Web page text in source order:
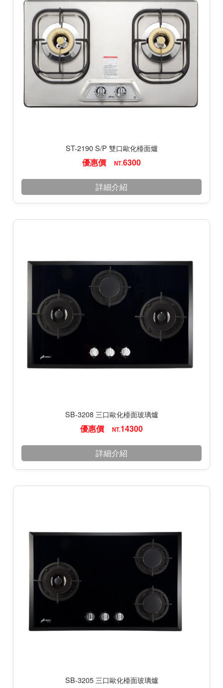
ST-2190 S/P 雙口歐化檯面爐
優惠價 NT.6300
詳細介紹
SB-3208 三口歐化檯面玻璃爐
優惠價 NT.14300
詳細介紹
SB-3205 三口歐化檯面玻璃爐